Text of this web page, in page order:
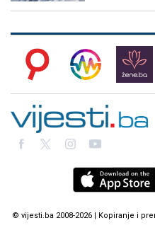
© vijesti.ba 2008-2026 | Kopiranje i